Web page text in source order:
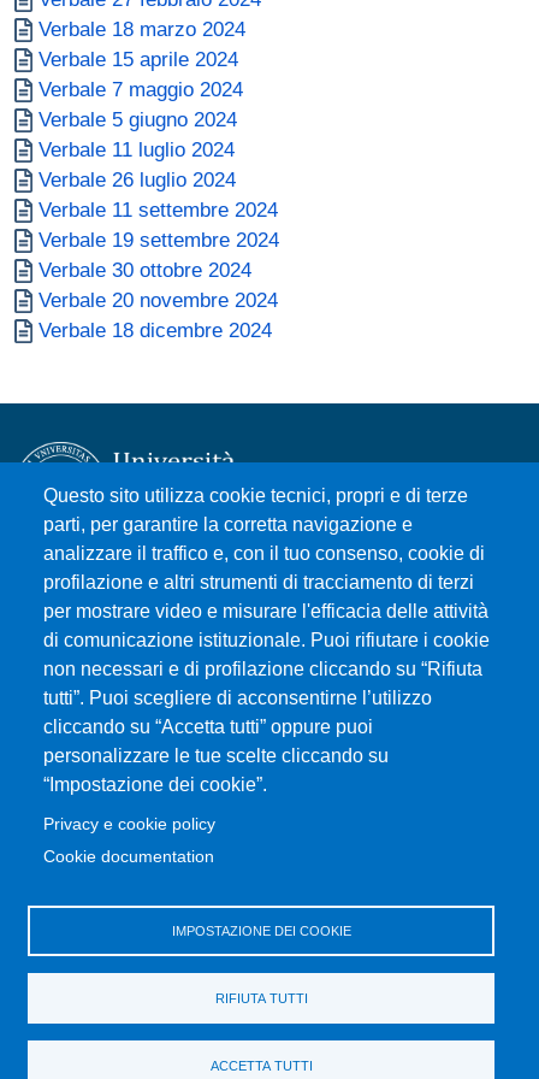
Documento
Verbale 18 marzo 2024
Documento
Verbale 15 aprile 2024
Documento
Verbale 7 maggio 2024
Documento
Verbale 5 giugno 2024
Documento
Verbale 11 luglio 2024
Documento
Verbale 26 luglio 2024
Documento
Verbale 11 settembre 2024
Documento
Verbale 19 settembre 2024
Documento
Verbale 30 ottobre 2024
Documento
Verbale 20 novembre 2024
Documento
Verbale 18 dicembre 2024
Questo sito utilizza cookie tecnici, propri e di terze
parti, per garantire la corretta navigazione e
analizzare il traffico e, con il tuo consenso, cookie di
profilazione e altri strumenti di tracciamento di terzi
per mostrare video e misurare l'efficacia delle attività
di comunicazione istituzionale. Puoi rifiutare i cookie
non necessari e di profilazione cliccando su “Rifiuta
tutti”. Puoi scegliere di acconsentirne l’utilizzo
cliccando su “Accetta tutti” oppure puoi
personalizzare le tue scelte cliccando su
“Impostazione dei cookie”.
Privacy e cookie policy
Cookie documentation
IMPOSTAZIONE DEI COOKIE
RIFIUTA TUTTI
ACCETTA TUTTI
Università degli Studi di Messina
Piazza Pugliatti, 1 - 98122 Messina
Cod. Fiscale 80004070837
P.IVA 00724160833
Centralino: 090 676 1
MENÙ SOCIAL
MENÙ FOOTER 1
Accessibility statement
Privacy and cookie policy
MENÙ FOOTER 2
Transparent administration
Change your mind on cookies